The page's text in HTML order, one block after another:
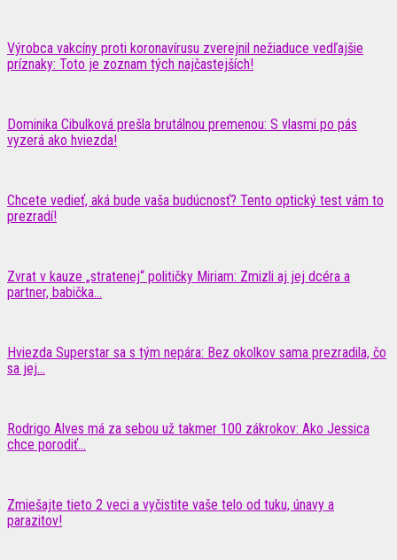
Výrobca vakcíny proti koronavírusu zverejnil nežiaduce vedľajšie
príznaky: Toto je zoznam tých najčastejších!
Dominika Cibulková prešla brutálnou premenou: S vlasmi po pás
vyzerá ako hviezda!
Chcete vedieť, aká bude vaša budúcnosť? Tento optický test vám to
prezradí!
Zvrat v kauze „stratenej“ političky Miriam: Zmizli aj jej dcéra a
partner, babička...
Hviezda Superstar sa s tým nepára: Bez okolkov sama prezradila, čo
sa jej...
Rodrigo Alves má za sebou už takmer 100 zákrokov: Ako Jessica
chce porodiť...
Zmiešajte tieto 2 veci a vyčistite vaše telo od tuku, únavy a
parazitov!